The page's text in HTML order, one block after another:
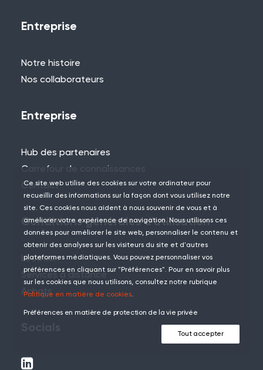
+44 (0)115 957 8282 - Royaume-Uni
Entreprise
Notre histoire
Nos collaborateurs
Entreprise
Hub des partenaires
Carrefour de connaissances
Contact
Conditions générales d'utilisation
Location
Services à distance
Achats
Ce site web utilise des cookies sur votre ordinateur pour
recueillir des informations sur la façon dont vous utilisez notre
site. Ces cookies nous aident à nous souvenir de vous et à
améliorer votre expérience de navigation. Nous utilisons ces
données pour améliorer le site web, personnaliser le contenu et
obtenir des analyses sur les visiteurs du site et d'autres
plateformes médiatiques. Vous pouvez personnaliser vos
préférences en cliquant sur "Préférences". Pour en savoir plus
sur les cookies que nous utilisons, consultez notre rubrique
Politique en matière de cookies.
Préférences en matière de protection de la vie privée
Tout accepter